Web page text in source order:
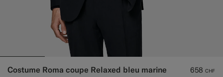
Costume Roma coupe Relaxed bleu marine 658 CHF